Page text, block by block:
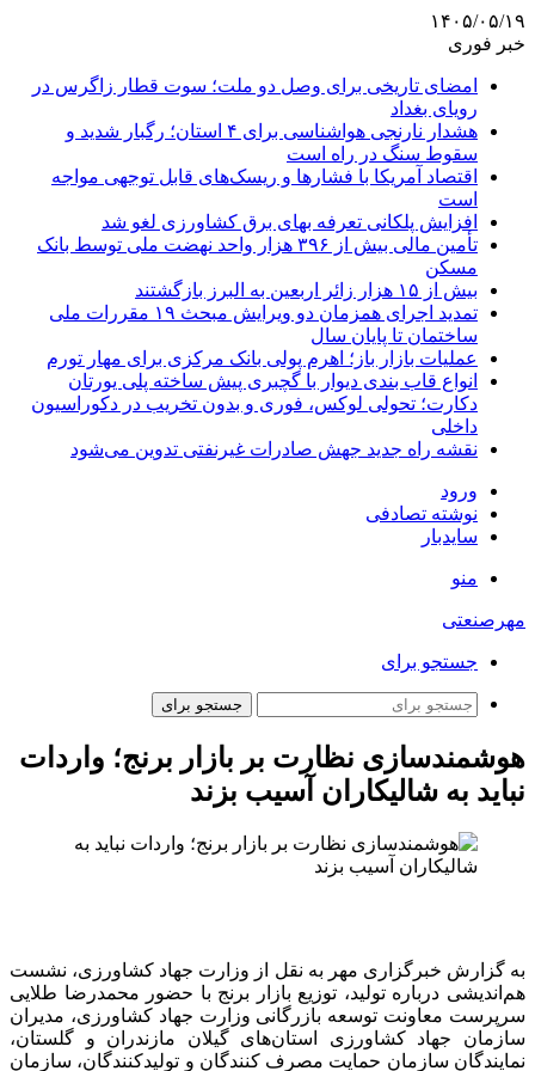
۱۴۰۵/۰۵/۱۹
خبر فوری
امضای تاریخی برای وصل دو ملت؛ سوت قطار زاگرس در
رویای بغداد
هشدار نارنجی هواشناسی برای ۴ استان؛ رگبار شدید و
سقوط سنگ در راه است
اقتصاد آمریکا با فشارها و ریسک‌های قابل توجهی مواجه
است
افزایش پلکانی تعرفه بهای برق کشاورزی لغو شد
تأمین مالی بیش از ۳۹۶ هزار واحد نهضت ملی توسط بانک
مسکن
بیش از ۱۵ هزار زائر اربعین به البرز بازگشتند
تمدید اجرای همزمان دو ویرایش مبحث ۱۹ مقررات ملی
ساختمان تا پایان سال
عملیات بازار باز؛ اهرم پولی بانک مرکزی برای مهار تورم
انواع قاب بندی دیوار با گچبری پیش ساخته پلی یورتان
دکارت؛ تحولی لوکس، فوری و بدون تخریب در دکوراسیون
داخلی
نقشه راه جدید جهش صادرات غیرنفتی تدوین می‌شود
ورود
نوشته تصادفی
سایدبار
منو
مهرصنعتی
جستجو برای
جستجو برای
هوشمندسازی نظارت بر بازار برنج؛ واردات
نباید به شالیکاران آسیب بزند
به گزارش خبرگزاری مهر به نقل از وزارت جهاد کشاورزی، نشست
هم‌اندیشی درباره تولید، توزیع بازار برنج با حضور محمدرضا طلایی
سرپرست معاونت توسعه بازرگانی وزارت جهاد کشاورزی، مدیران
سازمان جهاد کشاورزی استان‌های گیلان مازندران و گلستان،
نمایندگان سازمان حمایت مصرف کنندگان و تولیدکنندگان، سازمان